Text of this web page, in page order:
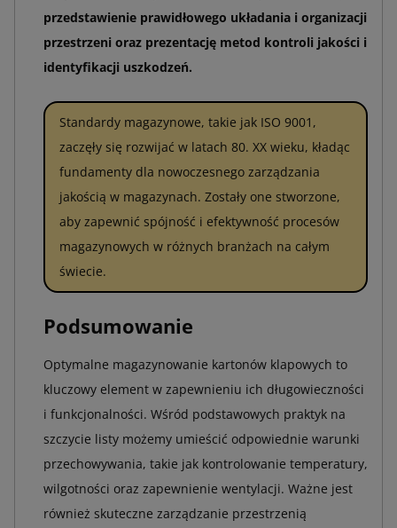
przedstawienie prawidłowego układania i organizacji
przestrzeni oraz prezentację metod kontroli jakości i
identyfikacji uszkodzeń.
Standardy magazynowe, takie jak ISO 9001,
zaczęły się rozwijać w latach 80. XX wieku, kładąc
fundamenty dla nowoczesnego zarządzania
jakością w magazynach. Zostały one stworzone,
aby zapewnić spójność i efektywność procesów
magazynowych w różnych branżach na całym
świecie.
Podsumowanie
Optymalne magazynowanie kartonów klapowych to
kluczowy element w zapewnieniu ich długowieczności
i funkcjonalności. Wśród podstawowych praktyk na
szczycie listy możemy umieścić odpowiednie warunki
przechowywania, takie jak kontrolowanie temperatury,
wilgotności oraz zapewnienie wentylacji. Ważne jest
również skuteczne zarządzanie przestrzenią